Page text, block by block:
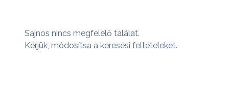
Sajnos nincs megfelelő találat.
Kérjük, módosítsa a keresési feltételeket.